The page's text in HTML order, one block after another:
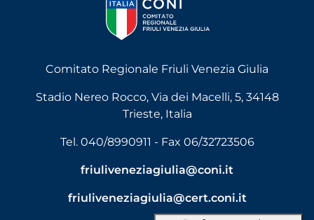
Comitato Regionale Friuli Venezia Giulia
Stadio Nereo Rocco, Via dei Macelli, 5, 34148
Trieste, Italia
Tel. 040/8990911 - Fax 06/32723506
friuliveneziagiulia@coni.it
friuliveneziagiulia@cert.coni.it